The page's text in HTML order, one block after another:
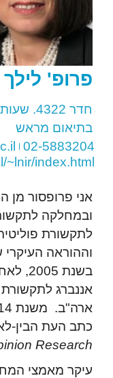
פרופ' לילך
בתיאום מראש
02-5883204
~lnir/index.html
אני פרופסור מן
ובמחלקה
לתקשורת
וההוראה
בשנת
אננברג לתקשורת
כתב העת הבין-
Research
עיקר מאמצי